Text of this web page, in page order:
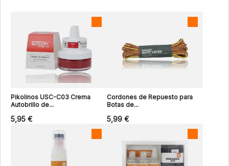
Pikolinos USC-C03 Crema
Autobrillo de...
5,95 €
Cordones de Repuesto para
Botas de...
5,99 €